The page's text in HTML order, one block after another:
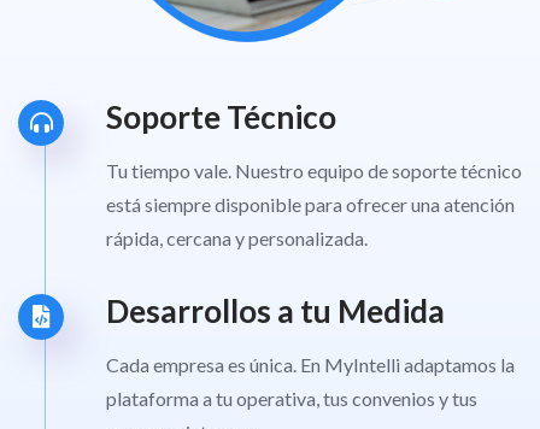
Soporte Técnico
Tu tiempo vale. Nuestro equipo de soporte técnico
está siempre disponible para ofrecer una atención
rápida, cercana y personalizada.
Desarrollos a tu Medida
Cada empresa es única. En MyIntelli adaptamos la
plataforma a tu operativa, tus convenios y tus